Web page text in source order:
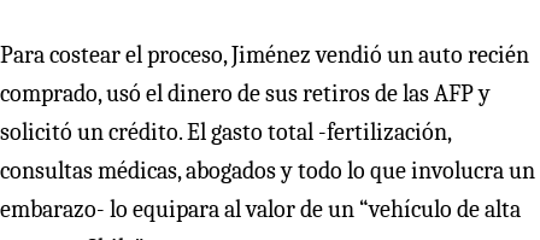
Para costear el proceso, Jiménez vendió un auto recién
comprado, usó el dinero de sus retiros de las AFP y
solicitó un crédito. El gasto total -fertilización,
consultas médicas, abogados y todo lo que involucra un
embarazo- lo equipara al valor de un “vehículo de alta